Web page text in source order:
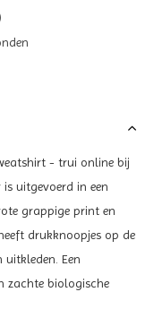
- trui online bij
is uitgevoerd in een
grappige print en
drukknoopjes op de
Een
zachte biologische